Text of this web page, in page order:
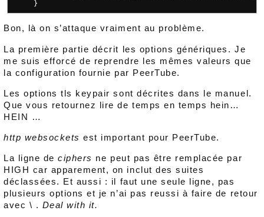
Bon, là on s’attaque vraiment au problème.
La première partie décrit les options génériques. Je
me suis efforcé de reprendre les mêmes valeurs que
la configuration fournie par PeerTube.
Les options tls keypair sont décrites dans le manuel.
Que vous retournez lire de temps en temps hein…
HEIN …
http websockets est important pour PeerTube.
La ligne deciphers ne peut pas être remplacée par
HIGH car apparement, on inclut des suites
déclassées. Et aussi : il faut une seule ligne, pas
plusieurs options et je n’ai pas reussi à faire de retour
avec \ . Deal with it.